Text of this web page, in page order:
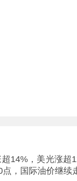
14%，美光涨超
，国际油价继续